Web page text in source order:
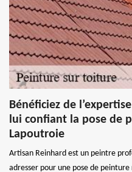
Bénéficiez de
lui confiant la pose de
Lapoutroie
Artisan Reinhard est un peintre
adresser pour une pose de